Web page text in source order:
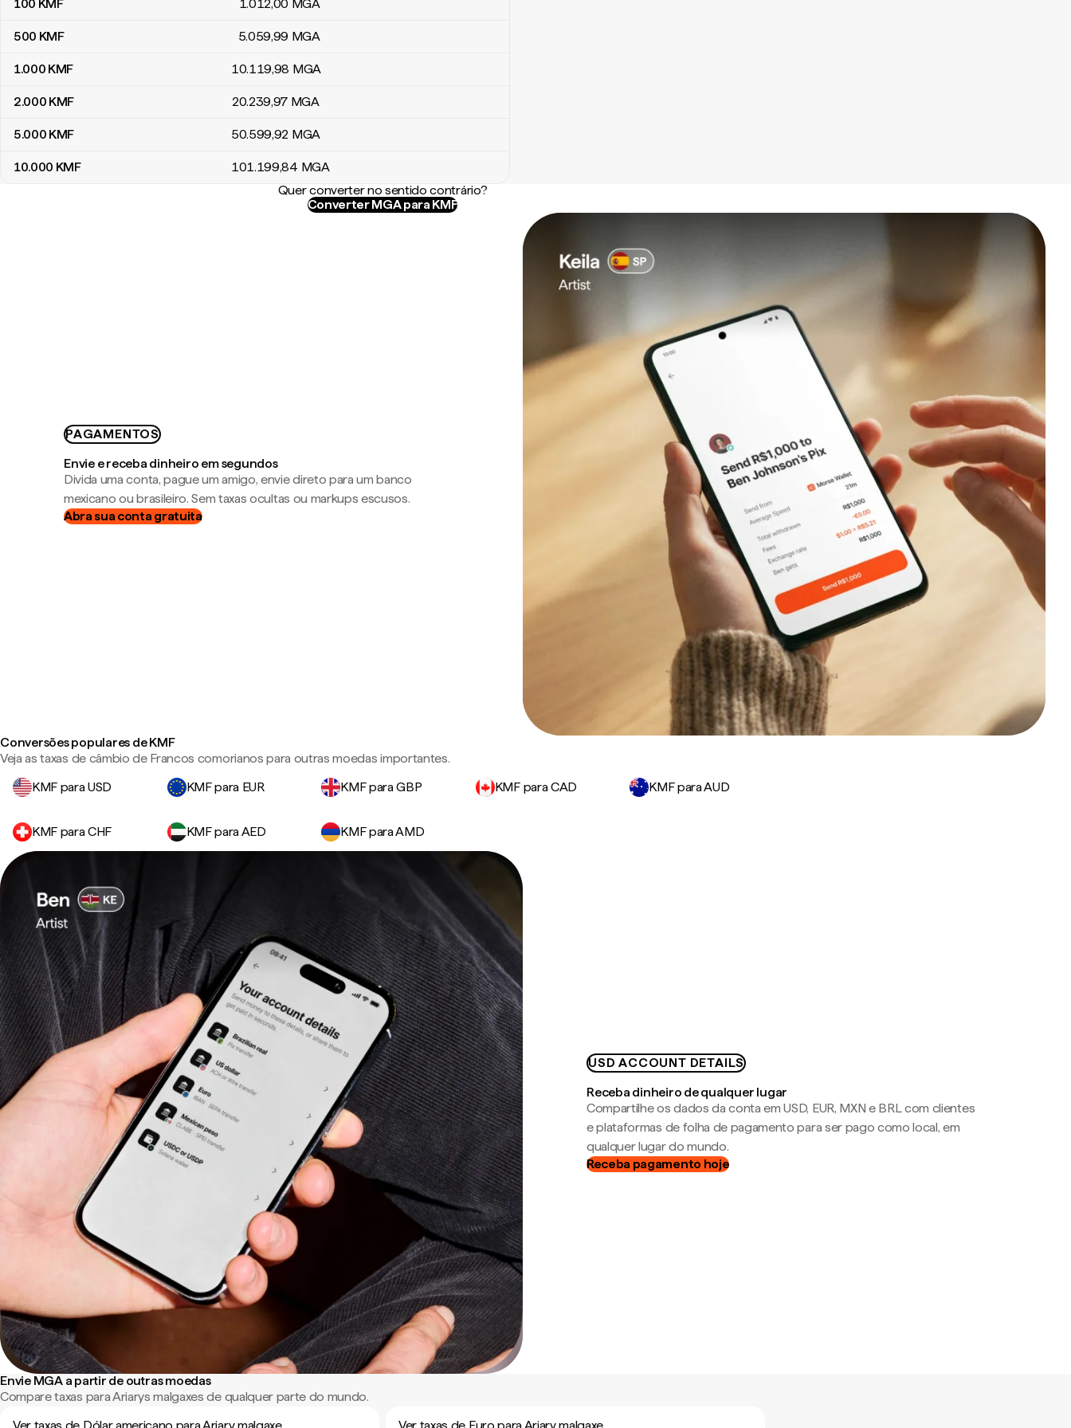
100 KMF 1.012,00 MGA
500 KMF 5.059,99 MGA
1.000 KMF 10.119,98 MGA
2.000 KMF 20.239,97 MGA
5.000 KMF 50.599,92 MGA
10.000 KMF 101.199,84 MGA
Quer converter no sentido contrário?
Converter MGA para KMF
PAGAMENTOS
Envie e receba dinheiro em segundos
Divida uma conta, pague um amigo, envie direto para um banco
mexicano ou brasileiro. Sem taxas ocultas ou markups escusos.
Abra sua conta gratuita
Conversões populares de KMF
Veja as taxas de câmbio de Francos comorianos para outras moedas importantes.
KMF para USD
KMF para EUR KMF para GBP KMF para CAD KMF para AUD
KMF para CHF KMF para AED KMF para AMD
USD ACCOUNT DETAILS
Receba dinheiro de qualquer lugar
Compartilhe os dados da conta em USD, EUR, MXN e BRL com clientes
e plataformas de folha de pagamento para ser pago como local, em
qualquer lugar do mundo.
Receba pagamento hoje
Envie MGA a partir de outras moedas
Compare taxas para Ariarys malgaxes de qualquer parte do mundo.